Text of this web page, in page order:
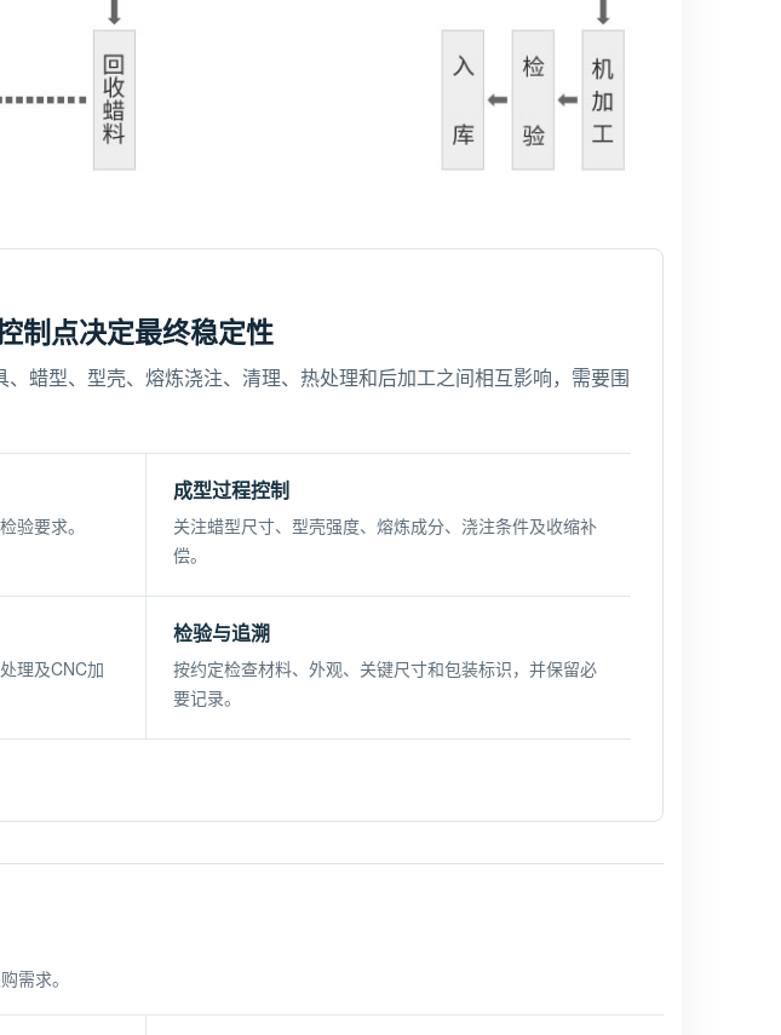
制点决定最终稳定性
蜡型、型壳、熔炼浇注、清理、热处理和后加工之间相互影响，需要围
验要求。
成型过程控制
关注蜡型尺寸、型壳强度、熔炼成分、浇注条件及收缩补
偿。
理及CNC加
检验与追溯
按约定检查材料、外观、关键尺寸和包装标识，并保留必
要记录。
需求。